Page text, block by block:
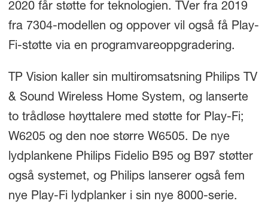
2020 får støtte for teknologien. TVer fra 2019
fra 7304-modellen og oppover vil også få Play-
Fi-støtte via en programvareoppgradering.
TP Vision kaller sin multiromsatsning Philips TV
& Sound Wireless Home System, og lanserte
to trådløse høyttalere med støtte for Play-Fi;
W6205 og den noe større W6505. De nye
lydplankene Philips Fidelio B95 og B97 støtter
også systemet, og Philips lanserer også fem
nye Play-Fi lydplanker i sin nye 8000-serie.